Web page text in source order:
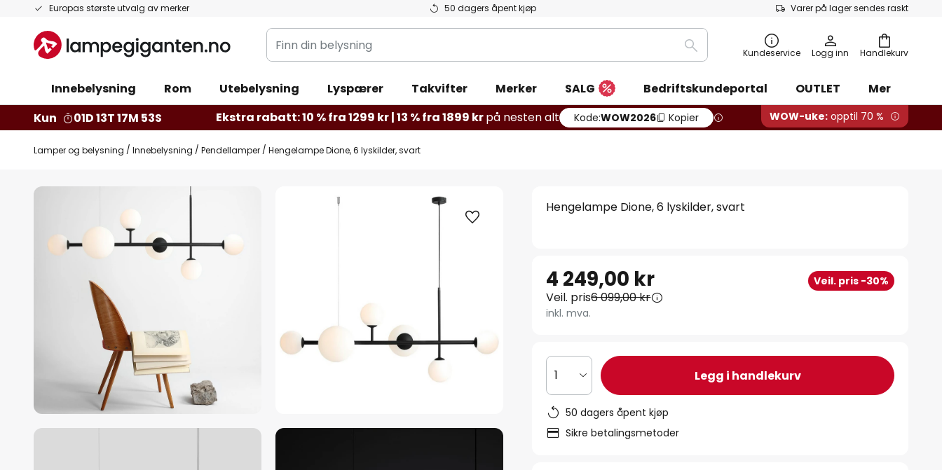
Europas største utvalg av merker 50 dagers åpent kjøp Varer på lager sendes raskt
Hopp
innhold
Handlekurv
Finn
din
Søk Kundeservice Logg inn
Innebelysning Rom Utebelysning Lyspærer Takvifter Merker SALG Bedriftskundeportal OUTLET
Mer
Kun
01D 13T 17M 52S Ekstra rabatt: 10 % fra 1299 kr | 13 % fra 1899 krpå nesten alt Kode:WOW2026 Kopier WOW-uke: opptil 70 %
Lamper og belysning Innebelysning Pendellamper Hengelampe Dione, 6 lyskilder, svart
Gå
Hengelampe Dione, 6 lyskilder, svart
4 249,00 kr Veil. pris -30%
Veil. pris6 099,00 kr
inkl. mva.
1 Legg i handlekurv
50 dagers åpent kjøp
Sikre betalingsmetoder